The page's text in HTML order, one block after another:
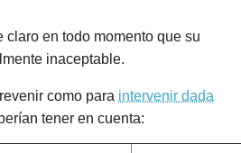
claro en todo momento que su
inaceptable.
como para intervenir dada
tener en cuenta: